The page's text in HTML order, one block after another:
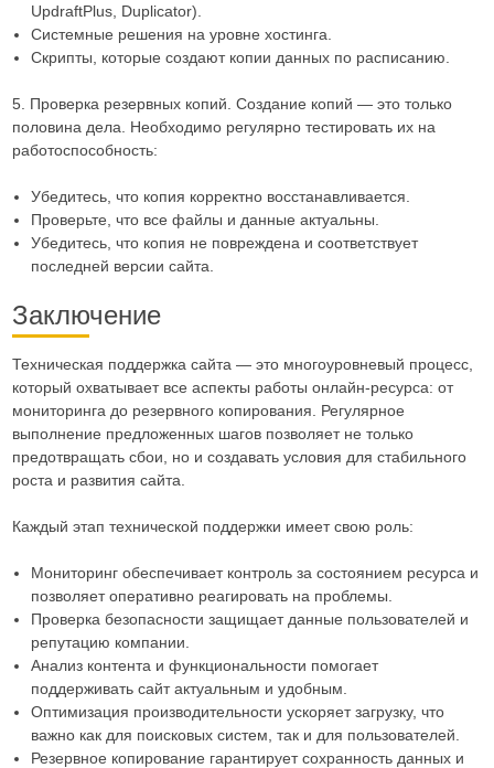
UpdraftPlus, Duplicator).
Системные решения на уровне хостинга.
Скрипты, которые создают копии данных по расписанию.
5. Проверка резервных копий. Создание копий — это только
половина дела. Необходимо регулярно тестировать их на
работоспособность:
Убедитесь, что копия корректно восстанавливается.
Проверьте, что все файлы и данные актуальны.
Убедитесь, что копия не повреждена и соответствует
последней версии сайта.
Заключение
Техническая поддержка сайта — это многоуровневый процесс,
который охватывает все аспекты работы онлайн-ресурса: от
мониторинга до резервного копирования. Регулярное
выполнение предложенных шагов позволяет не только
предотвращать сбои, но и создавать условия для стабильного
роста и развития сайта.
Каждый этап технической поддержки имеет свою роль:
Мониторинг обеспечивает контроль за состоянием ресурса и
позволяет оперативно реагировать на проблемы.
Проверка безопасности защищает данные пользователей и
репутацию компании.
Анализ контента и функциональности помогает
поддерживать сайт актуальным и удобным.
Оптимизация производительности ускоряет загрузку, что
важно как для поисковых систем, так и для пользователей.
Резервное копирование гарантирует сохранность данных и